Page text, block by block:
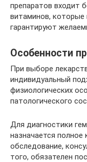
препаратов входит
витаминов, которые
гарантируют
Особенности
При выборе
индивидуальный
физиологических
патологического
Для диагностики
назначается
обследование,
того, обязателен